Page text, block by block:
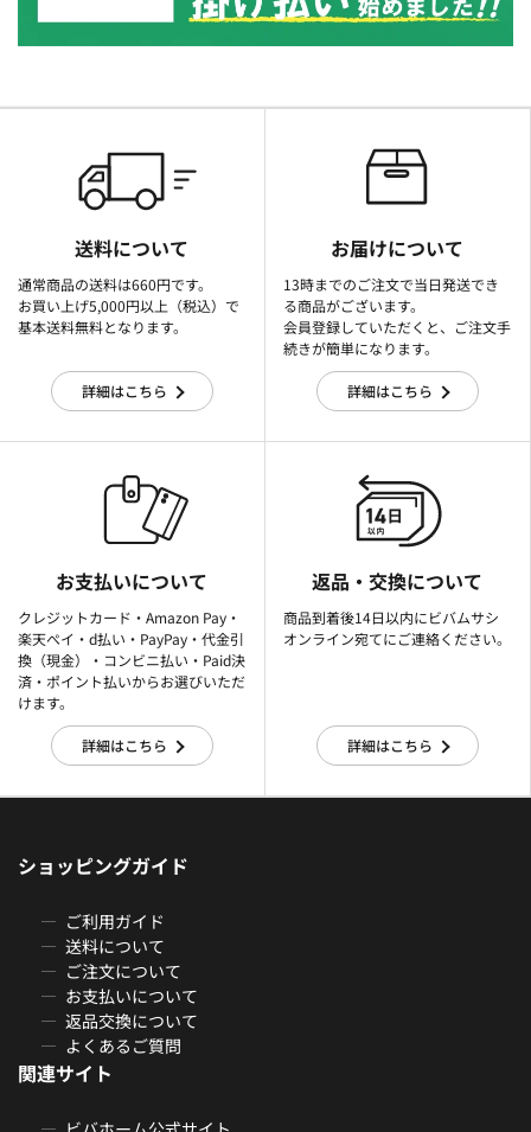
送料について
通常商品の送料は660円です。
お買い上げ5,000円以上（税込）で
基本送料無料となります。
詳細はこちら
お届けについて
13時までのご注文で当日発送でき
る商品がございます。
会員登録していただくと、ご注文手
続きが簡単になります。
詳細はこちら
お支払いについて
クレジットカード・Amazon Pay・
楽天ぺイ・d払い・PayPay・代金引
換（現金）・コンビニ払い・Paid決
済・ポイント払いからお選びいただ
けます。
詳細はこちら
返品・交換について
商品到着後14日以内にビバムサシ
オンライン宛てにご連絡ください。
詳細はこちら
ショッピングガイド
ご利用ガイド
送料について
ご注文について
お支払いについて
返品交換について
よくあるご質問
関連サイト